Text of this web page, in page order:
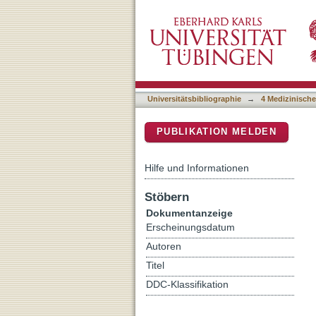
Interim Results of a
Patients Blind from
Universitätsbibliographie → 4
PUBLIKATION MELDEN
Hilfe und Informationen
Stöbern
Dokumentanzeige
Erscheinungsdatum
Autoren
Titel
DDC-Klassifikation